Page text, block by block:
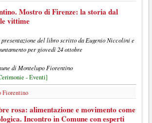
Mostro di Firenze: la storia dal
vittime
del libro scritto da Eugenio Niccolini e
per giovedì 24 ottobre
di Montelupo Fiorentino
- Eventi]
Fiorentino
rosa: alimentazione e movimento come
Incontro in Comune con esperti